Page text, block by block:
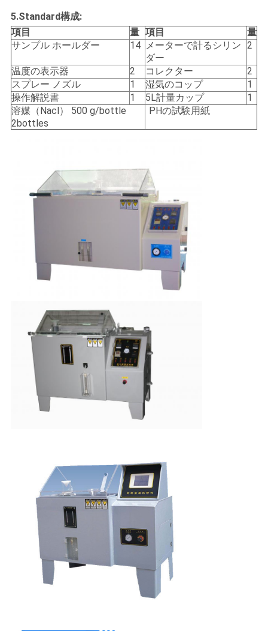
PRIVACY
POLICY
5.Standard構成:
項目
量 項目
量
サンプル ホールダー
14 メーターで計るシリン
ダー
2
温度の表示器 2 コレクター
2
スプレー ノズル
1 湿気のコップ
1
操作解説書
1 5L計量カップ
1
溶媒（Nacl） 500 g/bottle
2bottles
PHの試験用紙